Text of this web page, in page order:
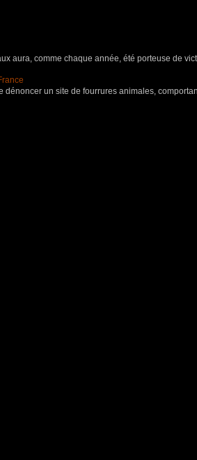
aura, comme chaque année, été porteuse de
dénoncer un site de fourrures animales,